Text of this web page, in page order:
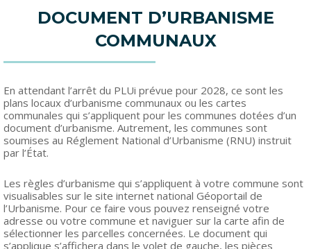
DOCUMENT D’URBANISME
COMMUNAUX
En attendant l’arrêt du PLUi prévue pour 2028, ce sont les
plans locaux d’urbanisme communaux ou les cartes
communales qui s’appliquent pour les communes dotées d’un
document d’urbanisme. Autrement, les communes sont
soumises au Réglement National d’Urbanisme (RNU) instruit
par l’État.
Les règles d’urbanisme qui s’appliquent à votre commune sont
visualisables sur le site internet national Géoportail de
l’Urbanisme. Pour ce faire vous pouvez renseigné votre
adresse ou votre commune et naviguer sur la carte afin de
sélectionner les parcelles concernées. Le document qui
s’applique s’affichera dans le volet de gauche, les pièces